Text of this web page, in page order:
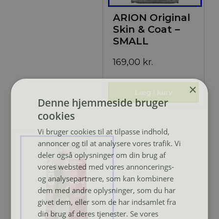
ARION Original
Skin & Coat –
SMALL
169,00 kr.
×
Denne hjemmeside bruger
cookies
Vi bruger cookies til at tilpasse indhold,
annoncer og til at analysere vores trafik. Vi
deler også oplysninger om din brug af
vores websted med vores annoncerings-
og analysepartnere, som kan kombinere
dem med andre oplysninger, som du har
givet dem, eller som de har indsamlet fra
din brug af deres tjenester. Se vores